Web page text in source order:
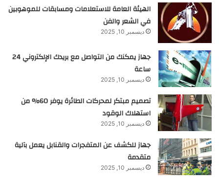
الهيئة العامة للاستعلامات ومسابقات للموهوبين
في الشعر والفن
ديسمبر 10, 2025
جهاز يمكنك من التواصل مع بريدك الإلكتروني 24
ساعة
ديسمبر 10, 2025
تصميم مبتكر لمحركات الطائرة يوفر 60% من
استهلاك الوقود
ديسمبر 10, 2025
جهاز للكشف عن المتفجرات والقنابل يعمل بآلية
متقدمة
ديسمبر 10, 2025